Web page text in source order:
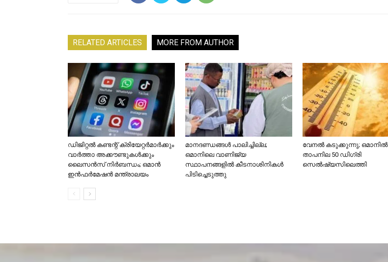
RELATED ARTICLES MORE FROM AUTHOR
ഡിജിറ്റൽ കണ്ടന്റ് ക്രിയേറ്റർമാർക്കും
വാർത്താ അക്കൗണ്ടുകൾക്കും
ലൈസൻസ് നിർബന്ധം; ഒമാൻ
ഇൻഫർമേഷൻ മന്ത്രാലയം
മാനദണ്ഡങ്ങൾ പാലിച്ചില്ല;
ഒമാനിലെ വാണിജ്യ
സ്ഥാപനങ്ങളിൽ കീടനാശിനികൾ
പിടിച്ചെടുത്തു
വേനൽ കടുക്കുന്നു; ഒമാനിൽ
താപനില 50 ഡിഗ്രി
സെൽഷ്യസിലെത്തി